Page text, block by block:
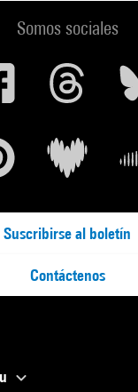
Somos sociales
Suscribirse al boletín
Contáctenos